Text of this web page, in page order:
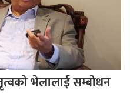
भेलालाई सम्बोधन